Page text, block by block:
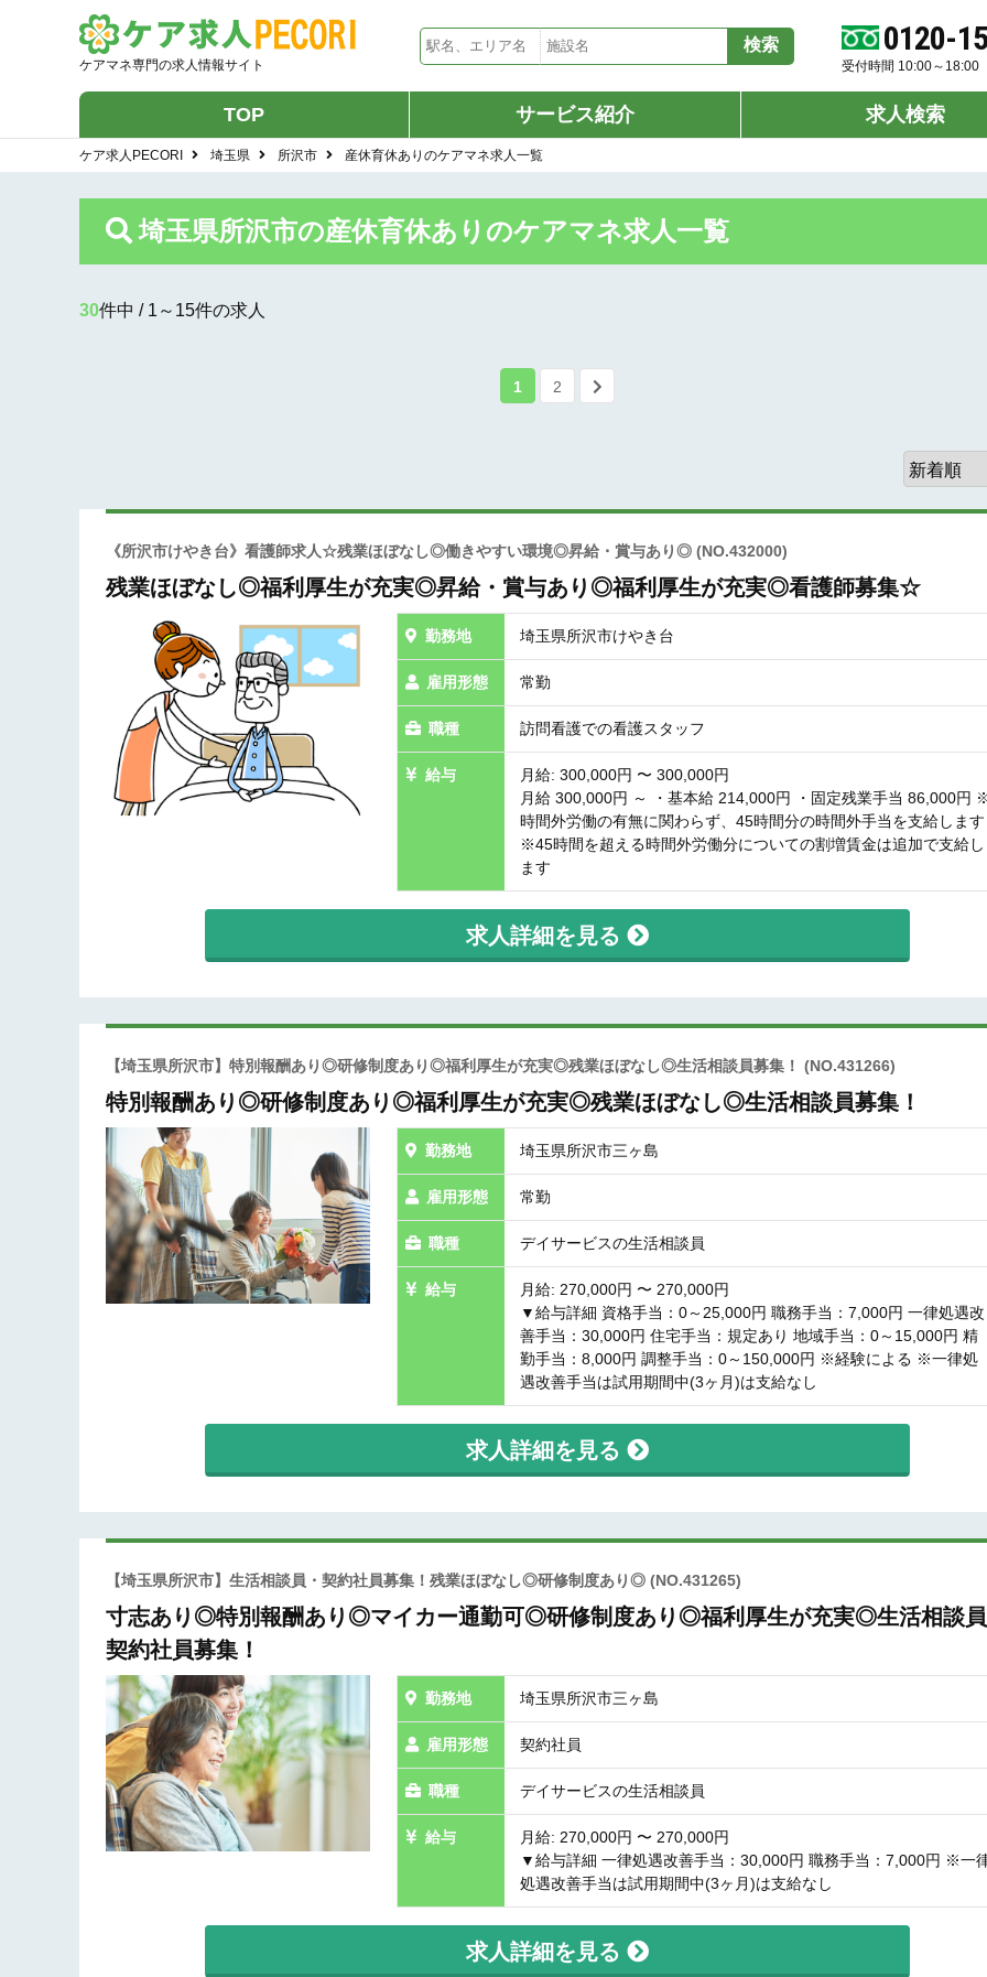
ケアマネ専門の求人情報サイト
0120-
受付時間 10:00～18:00
TOP サービス紹介 求人検索
ケア求人PECORI 埼玉県 所沢市 産休育休ありのケアマネ求人一覧
埼玉県所沢市の産休育休ありのケアマネ求人一覧
30件中 / 1～15件の求人
1 2
《所沢市けやき台》看護師求人☆残業ほぼなし◎働きやすい環境◎昇給・賞与あり◎ (NO.432000)
残業ほぼなし◎福利厚生が充実◎昇給・賞与あり◎福利厚生が充実◎看護師募集☆
勤務地 埼玉県所沢市けやき台
雇用形態 常勤
職種 訪問看護での看護スタッフ
給与
月給: 300,000円 〜 300,000円
月給 300,000円 ～ ・基本給 214,000円 ・固定残業手当 86,000円
時間外労働の有無に関わらず、45時間分の時間外手当を支給します
※45時間を超える時間外労働分についての割増賃金は追加で支給し
ます
求人詳細を見る
【埼玉県所沢市】特別報酬あり◎研修制度あり◎福利厚生が充実◎残業ほぼなし◎生活相談員募集！ (NO.431266)
特別報酬あり◎研修制度あり◎福利厚生が充実◎残業ほぼなし◎生活相談員募集！
勤務地 埼玉県所沢市三ヶ島
雇用形態 常勤
職種 デイサービスの生活相談員
給与
月給: 270,000円 〜 270,000円
▼給与詳細 資格手当：0～25,000円 職務手当：7,000円 一律処遇改
善手当：30,000円 住宅手当：規定あり 地域手当：0～15,000円 精
勤手当：8,000円 調整手当：0～150,000円 ※経験による ※一律処
遇改善手当は試用期間中(3ヶ月)は支給なし
求人詳細を見る
【埼玉県所沢市】生活相談員・契約社員募集！残業ほぼなし◎研修制度あり◎ (NO.431265)
寸志あり◎特別報酬あり◎マイカー通勤可◎研修制度あり◎福利厚生が充実◎生活相談
契約社員募集！
勤務地 埼玉県所沢市三ヶ島
雇用形態 契約社員
職種 デイサービスの生活相談員
給与
月給: 270,000円 〜 270,000円
▼給与詳細 一律処遇改善手当：30,000円 職務手当：7,000円 ※一
処遇改善手当は試用期間中(3ヶ月)は支給なし
求人詳細を見る